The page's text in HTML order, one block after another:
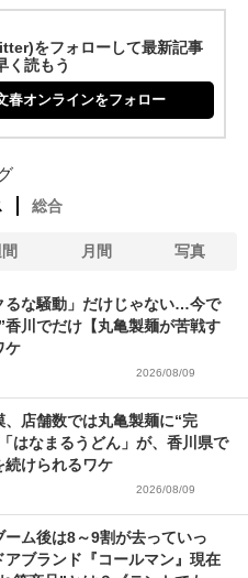
をフォローして最新記事
く読もう
春オンラインをフォロー
総合
月間 写真
るな騒動」だけじゃない…今で
香川でだけ【丸亀製麺が苦戦す
ケ
2026/08/09
、店舗数では丸亀製麺に“完
はなまるうどん」が、香川県で
続けられるワケ
2026/08/09
ーム後は8～9割が去っていっ
アブランド『コールマン』現在